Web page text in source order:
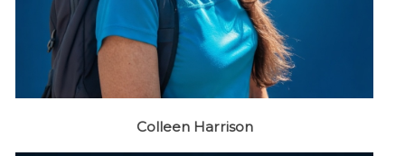
Colleen Harrison